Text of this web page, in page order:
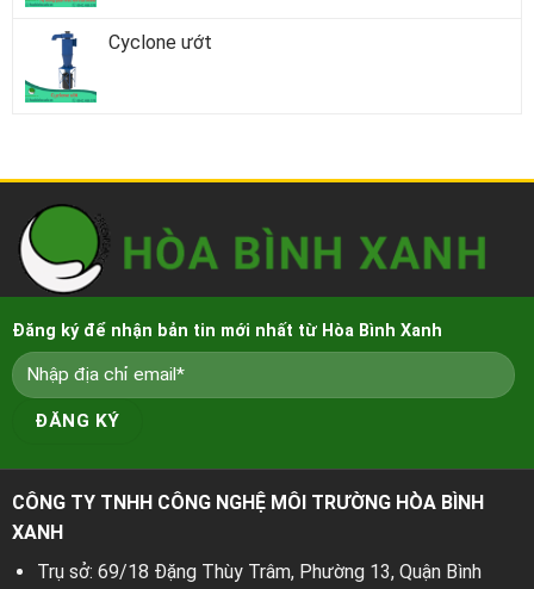
Cyclone ướt
Đăng ký để nhận bản tin mới nhất từ Hòa Bình Xanh
CÔNG TY TNHH CÔNG NGHỆ MÔI TRƯỜNG HÒA BÌNH
XANH
Trụ sở: 69/18 Đặng Thùy Trâm, Phường 13, Quận Bình